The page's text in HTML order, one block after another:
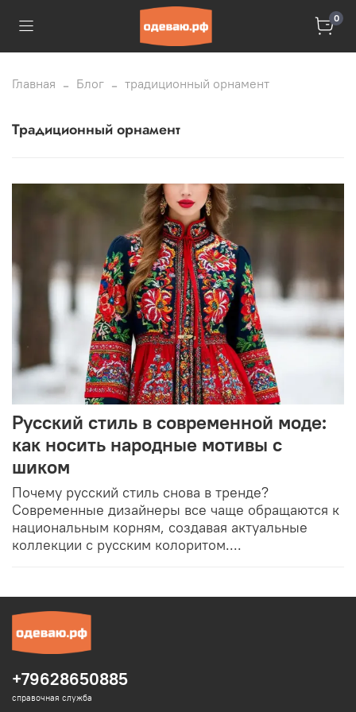
0
Главная Блог традиционный орнамент
традиционный орнамент
Русский стиль в современной моде:
как носить народные мотивы с
шиком
Почему русский стиль снова в тренде?
Современные дизайнеры все чаще обращаются к
национальным корням, создавая актуальные
коллекции с русским колоритом....
+79628650885
справочная служба